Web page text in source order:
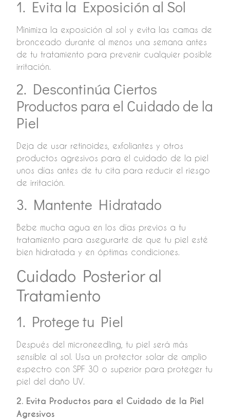
1. Evita la Exposición al Sol
Minimiza la exposición al sol y evita las camas de
bronceado durante al menos una semana antes
de tu tratamiento para prevenir cualquier posible
irritación.
2. Descontinúa Ciertos
Productos para el Cuidado de la
Piel
Deja de usar retinoides, exfoliantes y otros
productos agresivos para el cuidado de la piel
unos días antes de tu cita para reducir el riesgo
de irritación.
3. Mantente Hidratado
Bebe mucha agua en los días previos a tu
tratamiento para asegurarte de que tu piel esté
bien hidratada y en óptimas condiciones.
Cuidado Posterior al
Tratamiento
1. Protege tu Piel
Después del microneedling, tu piel será más
sensible al sol. Usa un protector solar de amplio
espectro con SPF 30 o superior para proteger tu
piel del daño UV.
2. Evita Productos para el Cuidado de la Piel
Agresivos